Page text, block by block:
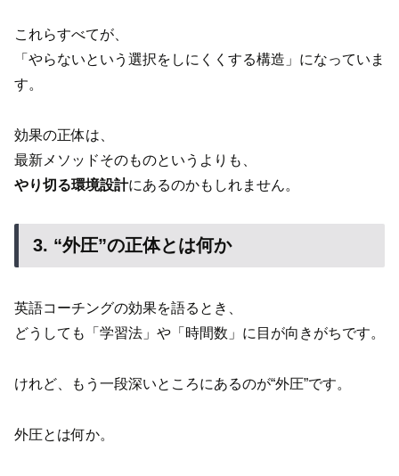
これらすべてが、
「やらないという選択をしにくくする構造」になっていま
す。
効果の正体は、
最新メソッドそのものというよりも、
やり切る環境設計にあるのかもしれません。
3. “外圧”の正体とは何か
英語コーチングの効果を語るとき、
どうしても「学習法」や「時間数」に目が向きがちです。
けれど、もう一段深いところにあるのが“外圧”です。
外圧とは何か。